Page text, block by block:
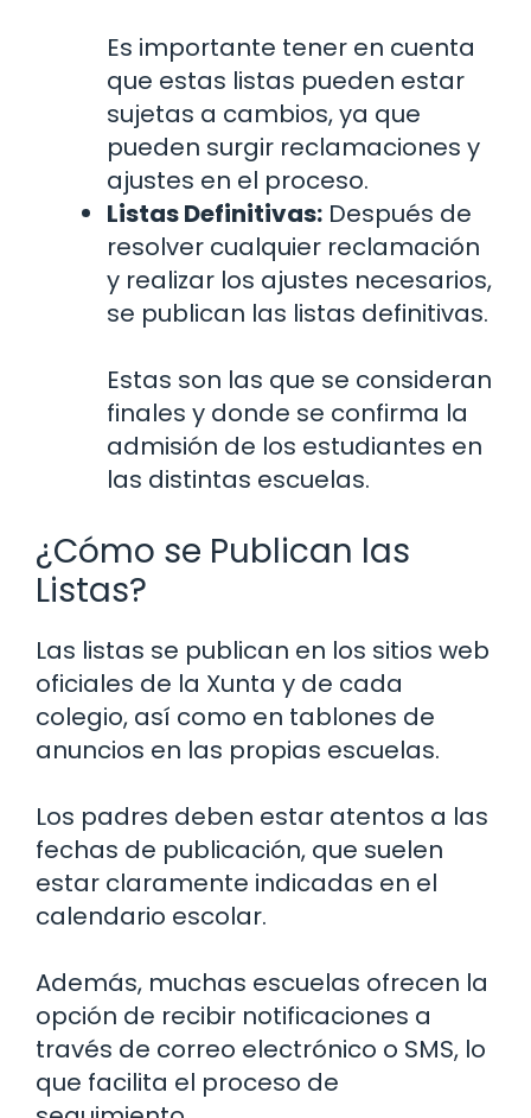
Es importante tener en cuenta
que estas listas pueden estar
sujetas a cambios, ya que
pueden surgir reclamaciones y
ajustes en el proceso.
Listas Definitivas: Después de
resolver cualquier reclamación
y realizar los ajustes necesarios,
se publican las listas definitivas.
Estas son las que se consideran
finales y donde se confirma la
admisión de los estudiantes en
las distintas escuelas.
¿Cómo se Publican las
Listas?
Las listas se publican en los sitios web
oficiales de la Xunta y de cada
colegio, así como en tablones de
anuncios en las propias escuelas.
Los padres deben estar atentos a las
fechas de publicación, que suelen
estar claramente indicadas en el
calendario escolar.
Además, muchas escuelas ofrecen la
opción de recibir notificaciones a
través de correo electrónico o SMS, lo
que facilita el proceso de